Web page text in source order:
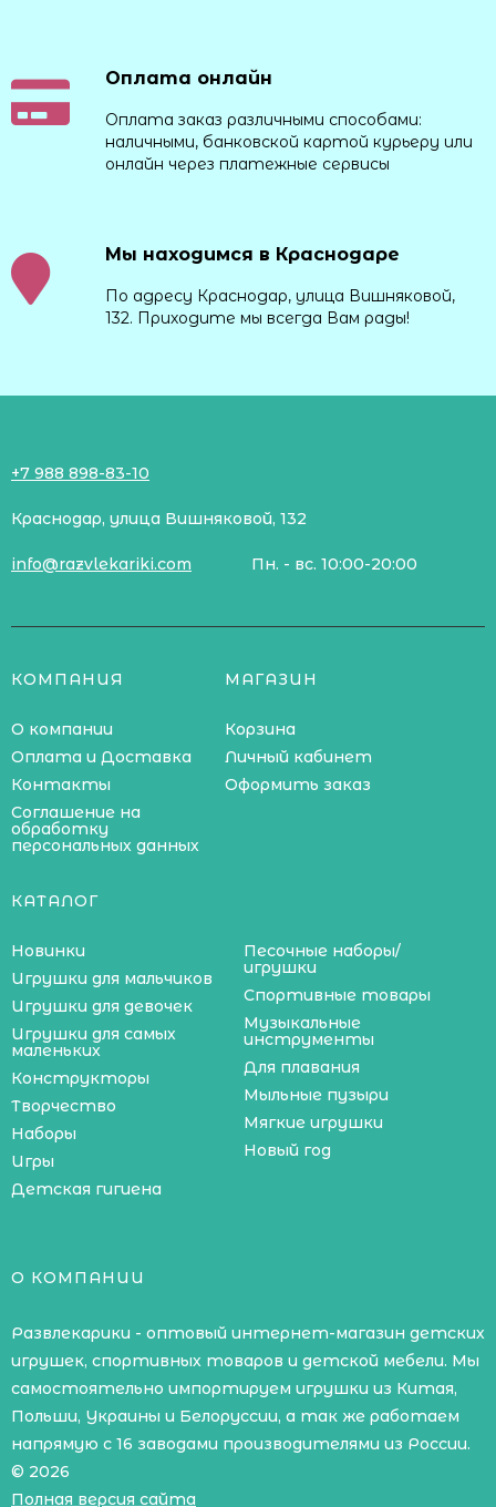
Оплата онлайн
Оплата заказ различными способами:
наличными, банковской картой курьеру или
онлайн через платежные сервисы
Мы находимся в Краснодаре
По адресу Краснодар, улица Вишняковой,
132. Приходите мы всегда Вам рады!
+7 988 898-83-10
Краснодар, улица Вишняковой, 132
info@razvlekariki.com Пн. - вс. 10:00-20:00
КОМПАНИЯ
О компании
Оплата и Доставка
Контакты
Соглашение на
обработку
персональных данных
МАГАЗИН
Корзина
Личный кабинет
Оформить заказ
КАТАЛОГ
Новинки
Игрушки для мальчиков
Игрушки для девочек
Игрушки для самых
маленьких
Конструкторы
Творчество
Наборы
Игры
Детская гигиена
Песочные наборы/
игрушки
Спортивные товары
Музыкальные
инструменты
Для плавания
Мыльные пузыри
Мягкие игрушки
Новый год
О КОМПАНИИ
Развлекарики - оптовый интернет-магазин детских
игрушек, спортивных товаров и детской мебели. Мы
самостоятельно импортируем игрушки из Китая,
Польши, Украины и Белоруссии, а так же работаем
напрямую с 16 заводами производителями из России.
© 2026
Полная версия сайта